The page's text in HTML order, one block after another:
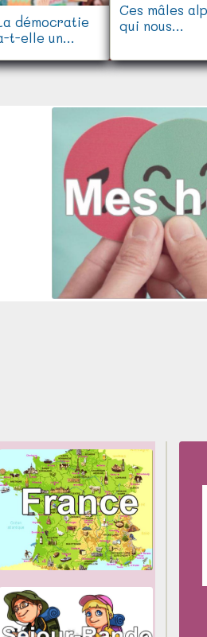
démocratie
t-elle un
Ces mâles
qui nous